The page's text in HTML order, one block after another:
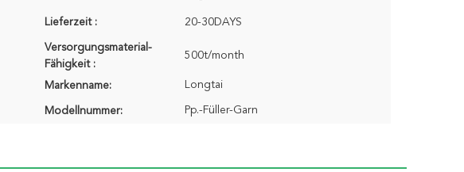
Lieferzeit : 20-30DAYS
Versorgungsmaterial-
Fähigkeit :
500t/month
Markenname: Longtai
Modellnummer: Pp.-Füller-Garn